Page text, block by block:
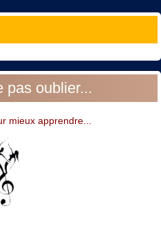
pas oublier...
mieux apprendre...